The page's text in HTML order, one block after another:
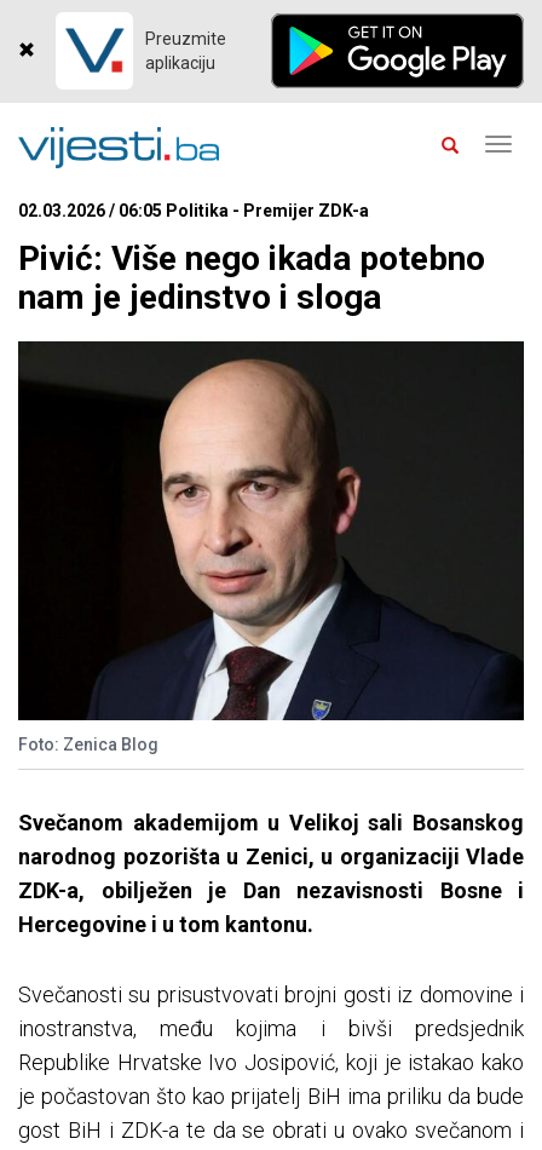
Preuzmite
aplikaciju
02.03.2026 / 06:05 Politika - Premijer ZDK-a
Pivić: Više nego ikada potebno
nam je jedinstvo i sloga
Foto: Zenica Blog
Svečanom akademijom u Velikoj sali Bosanskog
narodnog pozorišta u Zenici, u organizaciji Vlade
ZDK-a, obilježen je Dan nezavisnosti Bosne i
Hercegovine i u tom kantonu.
Svečanosti su prisustvovati brojni gosti iz domovine i
inostranstva, među kojima i bivši predsjednik
Republike Hrvatske Ivo Josipović, koji je istakao kako
je počastovan što kao prijatelj BiH ima priliku da bude
gost BiH i ZDK-a te da se obrati u ovako svečanom i